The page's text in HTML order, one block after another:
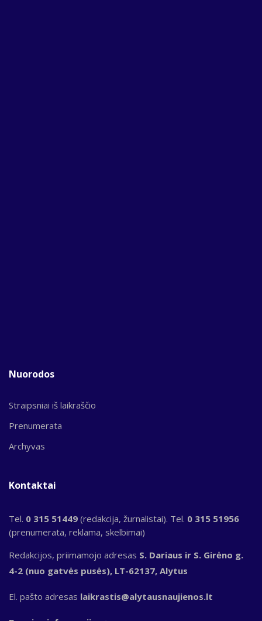
Nuorodos
Straipsniai iš laikraščio
Prenumerata
Archyvas
Kontaktai
Tel. 0 315 51449 (redakcija, žurnalistai). Tel. 0 315 51956
(prenumerata, reklama, skelbimai)
Redakcijos, priimamojo adresas S. Dariaus ir S. Girėno g.
4-2 (nuo gatvės pusės), LT-62137, Alytus
El. pašto adresas laikrastis@alytausnaujienos.lt